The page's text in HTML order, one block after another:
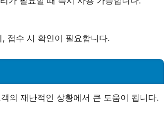
접수 시 확인이 필요합니다.
의 재난적인 상황에서 큰 도움이 됩니다.